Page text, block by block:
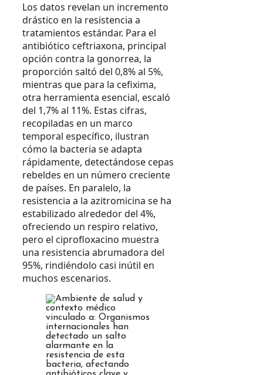
Los datos revelan un incremento
drástico en la resistencia a
tratamientos estándar. Para el
antibiótico ceftriaxona, principal
opción contra la gonorrea, la
proporción saltó del 0,8% al 5%,
mientras que para la cefixima,
otra herramienta esencial, escaló
del 1,7% al 11%. Estas cifras,
recopiladas en un marco
temporal específico, ilustran
cómo la bacteria se adapta
rápidamente, detectándose cepas
rebeldes en un número creciente
de países. En paralelo, la
resistencia a la azitromicina se ha
estabilizado alrededor del 4%,
ofreciendo un respiro relativo,
pero el ciprofloxacino muestra
una resistencia abrumadora del
95%, rindiéndolo casi inútil en
muchos escenarios.